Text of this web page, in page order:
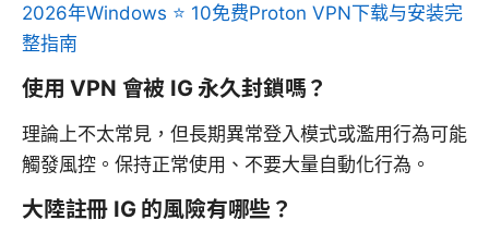
2026年Windows ⭐ 10免费Proton VPN下载与安装完
整指南
使用 VPN 會被 IG 永久封鎖嗎？
理論上不太常見，但長期異常登入模式或濫用行為可能
觸發風控。保持正常使用、不要大量自動化行為。
大陸註冊 IG 的風險有哪些？